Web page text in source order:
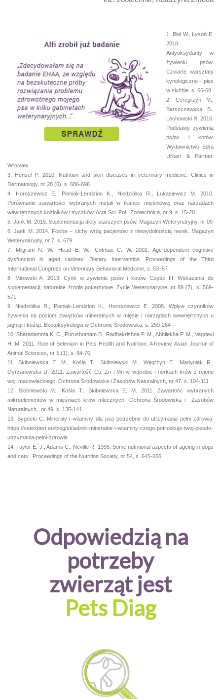
1. Biel W., Łysoń E.
2018.
Antyoksydanty w
żywieniu psów.
Czwarte warsztaty
kynologiczne – pies
w służbie, s. 66-68
2. Ceregrzyn M.,
Barszczewska B.,
Lechowski R. 2016.
Podstawy żywienia
psów i kotów.
Wydawnictwo Edra
Urban & Partner.
Wrocław
3. Hensel P. 2010. Nutrition and skin diseases in veterinary medicine. Clinics in
Dermatology, nr 28 (6), s. 686-696
4. Horoszewicz E., Pieniak-Lendzion K., Niedziółka R., Łukasiewicz M. 2010.
Porównanie zawartości wybranych metali w tkance mięśniowej oraz narządach
wewnętrznych koziołków i tryczków. Acta Sci. Pol., Zootechnica, nr 9, s. 15-20
5. Jank M. 2015. Suplementacja diety starszych psów. Magazyn Weterynaryjny, nr 09
6. Jank M. 2014. Fosfor – cichy wróg pacjentów z niewydolnością nerek. Magazyn
Weterynaryjny, nr 7, s. 679
7. Milgram N. W., Head E. W., Cotman C. W. 2001. Age-dependent cognitive
dysfunction in aged canines: Dietary Intervention. Proceedings of the Third
International Congress on Veterinary Behavioral Medicine, s. 53–57
8. Mirowski A. 2013. Cynk w żywieniu psów i kotów. Część III. Wskazania do
suplementacji, naturalne źródła pokarmowe. Życie Weterynaryjne, nr 88 (7), s. 569-
571
9. Niedziółka R., Pieniak-Lendzion K., Horoszewicz E. 2008. Wpływ czynników
żywienia na poziom związków mineralnych w mięsie i narządach wewnętrznych u
jagniąt i koźląt. Ekotoksykologia w Ochronie Środowiska, s. 259-264
10. Sharadamma K. C., Purushotham B., Radhakrishna P. M., Abhilekha P. M., Vagdevi
H. M. 2011. Role of Selenium in Pets Health and Nutrition: A Review. Asian Journal of
Animal Sciences, nr 5 (1), s. 64-70
11. Skibniewska E. M., Kośla T., Skibniewski M., Węgrzyn E., Madyniak R.,
Oyrzanowska D. 2011. Zawartość Cu, Zn i Mn w wątrobie i nerkach krów z rejonu
woj. mazowieckiego. Ochrona Środowiska i Zasobów Naturalnych, nr 47, s. 104-111
12. Skibniewski M., Kośla T., Skibniewska E. M. 2011. Zawartość wybranych
mikroelementów w mięśniach krów mlecznych. Ochrona Środowiska i Zasobów
Naturalnych, nr 49, s. 135-141
13. Sygocki C. Minerały i witaminy dla psa potrzebne do utrzymania pełni zdrowia.
https://vetexpert.eu/blog/skladniki-mineralne-i-witaminy-czego-potrzebuje-twoj-piesdo-
utrzymania-pelni-zdrowia
14. Taylor E. J., Adams C., Neville R. 1995. Some nutritional aspects of ageing in dogs
and cats. Proceedings of the Nutrition Society, nr 54, s. 645-656
Odpowiedzią na
potrzeby
zwierząt jest
Pets Diag